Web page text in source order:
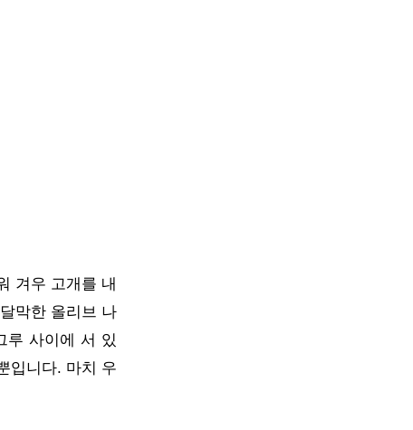
겨우 고개를 내
막한 올리브 나
루 사이에 서 있
입니다. 마치 우